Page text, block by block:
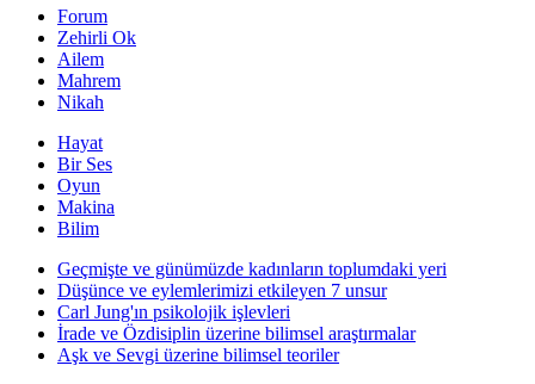
Forum
Zehirli Ok
Ailem
Mahrem
Nikah
Hayat
Bir Ses
Oyun
Makina
Bilim
Geçmişte ve günümüzde kadınların toplumdaki yeri
Düşünce ve eylemlerimizi etkileyen 7 unsur
Carl Jung'ın psikolojik işlevleri
İrade ve Özdisiplin üzerine bilimsel araştırmalar
Aşk ve Sevgi üzerine bilimsel teoriler